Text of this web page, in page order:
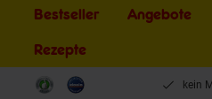
Bestseller Angebote
Rezepte
kein